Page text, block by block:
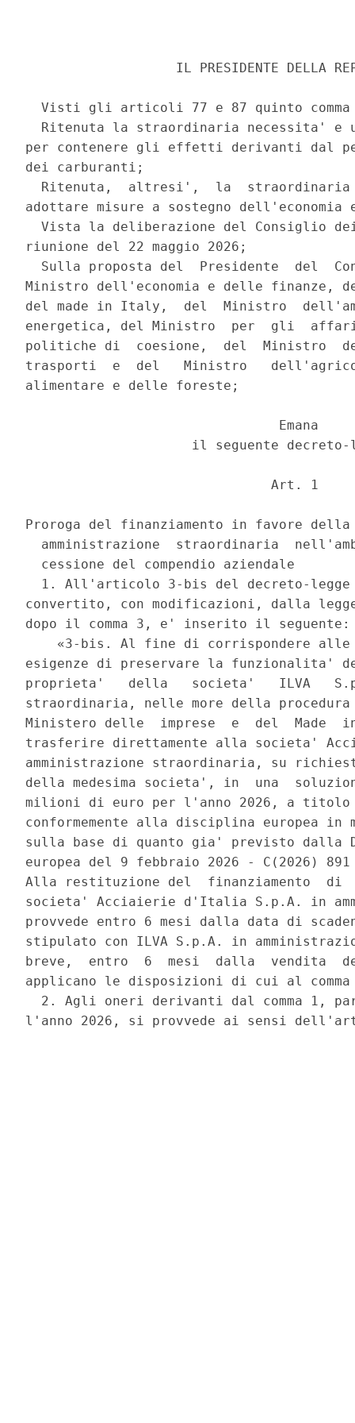
IL PRESIDENTE DELLA
Visti gli articoli 77 e 87 quinto
Ritenuta la straordinaria necessita' e
per contenere gli effetti derivanti dal
dei carburanti;
Ritenuta,  altresi',  la
adottare misure a sostegno
Vista la deliberazione del Consiglio
riunione del 22 maggio 2026;
Sulla proposta del  Presidente  del
Ministro dell'economia e delle finanze,
del made in Italy,  del  Ministro
energetica, del Ministro  per  gli
politiche di  coesione,  del  Ministro
trasporti  e  del   Ministro
alimentare e delle foreste;
                                Emana
il seguente
                               Art. 1
Proroga del finanziamento in favore
amministrazione  straordinaria
  cessione del compendio aziendale
1. All'articolo 3-bis del decreto-
convertito, con modificazioni, dalla
dopo il comma 3, e' inserito il
«3-bis. Al fine di corrispondere
esigenze di preservare la funzionalita'
proprieta'   della   societa'   ILVA
straordinaria, nelle more della
Ministero delle  imprese  e  del
trasferire direttamente alla societa'
amministrazione straordinaria, su
della medesima societa', in  una
milioni di euro per l'anno 2026, a titolo
conformemente alla disciplina europea
sulla base di quanto gia' previsto dalla
europea del 9 febbraio 2026 - C(2026)
Alla restituzione del  finanziamento
societa' Acciaierie d'Italia S.p.A. in
provvede entro 6 mesi dalla data di
stipulato con ILVA S.p.A. in
breve,  entro  6  mesi  dalla  vendita
applicano le disposizioni di cui al
2. Agli oneri derivanti dal comma 1,